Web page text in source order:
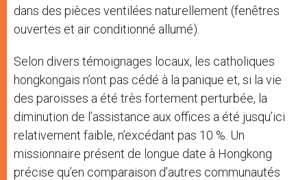
dans des pièces ventilées naturellement (fenêtres
ouvertes et air conditionné allumé).
Selon divers témoignages locaux, les catholiques
hongkongais n’ont pas cédé à la panique et, si la vie
des paroisses a été très fortement perturbée, la
diminution de l’assistance aux offices a été jusqu’ici
relativement faible, n’excédant pas 10 %. Un
missionnaire présent de longue date à Hongkong
précise qu’en comparaison d’autres communautés